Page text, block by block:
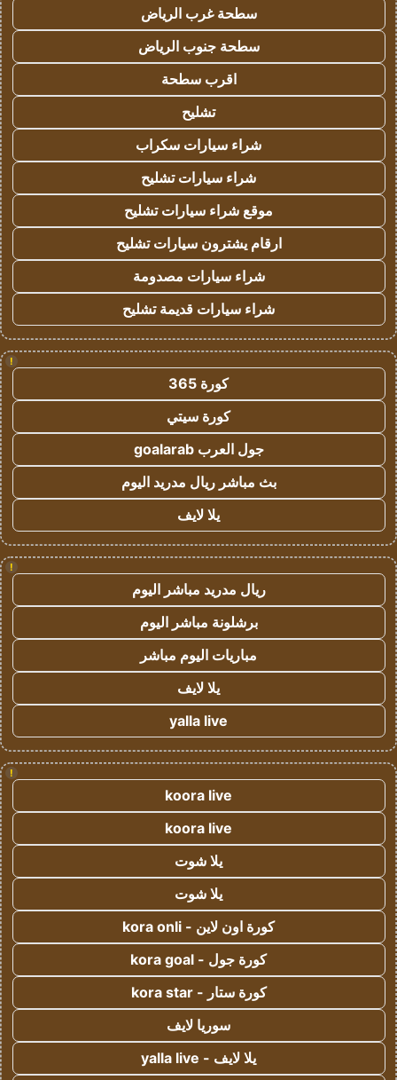
سطحة غرب الرياض
سطحة جنوب الرياض
اقرب سطحة
تشليح
شراء سيارات سكراب
شراء سيارات تشليح
موقع شراء سيارات تشليح
ارقام يشترون سيارات تشليح
شراء سيارات مصدومة
شراء سيارات قديمة تشليح
!
كورة 365
كورة سيتي
جول العرب goalarab
بث مباشر ريال مدريد اليوم
يلا لايف
!
ريال مدريد مباشر اليوم
برشلونة مباشر اليوم
مباريات اليوم مباشر
يلا لايف
yalla live
!
koora live
koora live
يلا شوت
يلا شوت
كورة اون لاين - kora onli
كورة جول - kora goal
كورة ستار - kora star
سوريا لايف
يلا لايف - yalla live